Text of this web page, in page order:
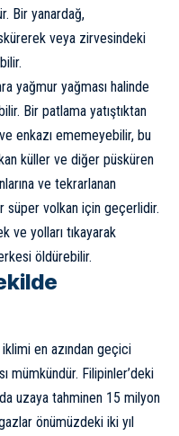
Bir yanardağ,
veya zirvesindeki
yağmur yağması halinde
Bir patlama yatıştıktan
enkazı ememeyebilir, bu
küller ve diğer püsküren
ve tekrarlanan
süper volkan için geçerlidir.
ve yolları tıkayarak
öldürebilir.
en azından geçici
mümkündür. Filipinler’deki
uzaya tahminen 15 milyon
önümüzdeki iki yıl